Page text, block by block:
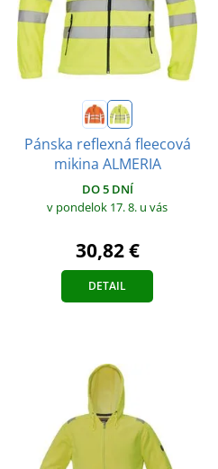
Pánska reflexná fleecová
mikina ALMERIA
DO 5 DNÍ
v pondelok 17. 8. u vás
30,82 €
DETAIL